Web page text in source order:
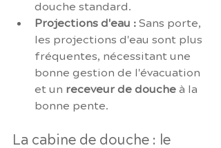
douche standard.
Projections d'eau : Sans porte,
les projections d'eau sont plus
fréquentes, nécessitant une
bonne gestion de l'évacuation
et un receveur de douche à la
bonne pente.
La cabine de douche : le